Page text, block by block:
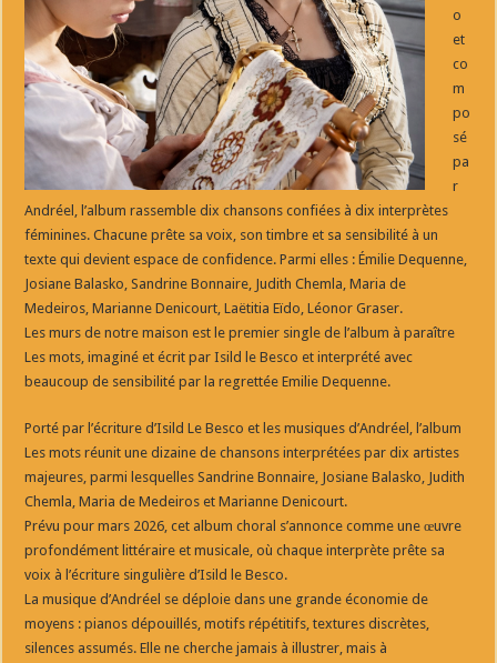
o
et
co
m
po
sé
pa
r
Andréel, l’album rassemble dix chansons confiées à dix interprètes
féminines. Chacune prête sa voix, son timbre et sa sensibilité à un
texte qui devient espace de confidence. Parmi elles : Émilie Dequenne,
Josiane Balasko, Sandrine Bonnaire, Judith Chemla, Maria de
Medeiros, Marianne Denicourt, Laëtitia Eïdo, Léonor Graser.
Les murs de notre maison est le premier single de l’album à paraître
Les mots, imaginé et écrit par Isild le Besco et interprété avec
beaucoup de sensibilité par la regrettée Emilie Dequenne.
Porté par l’écriture d’Isild Le Besco et les musiques d’Andréel, l’album
Les mots réunit une dizaine de chansons interprétées par dix artistes
majeures, parmi lesquelles Sandrine Bonnaire, Josiane Balasko, Judith
Chemla, Maria de Medeiros et Marianne Denicourt.
Prévu pour mars 2026, cet album choral s’annonce comme une œuvre
profondément littéraire et musicale, où chaque interprète prête sa
voix à l’écriture singulière d’Isild le Besco.
La musique d’Andréel se déploie dans une grande économie de
moyens : pianos dépouillés, motifs répétitifs, textures discrètes,
silences assumés. Elle ne cherche jamais à illustrer, mais à